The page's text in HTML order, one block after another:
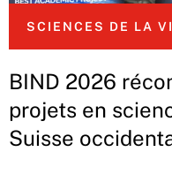
SCIENCES DE LA
BIND 2026
projets en
Suisse